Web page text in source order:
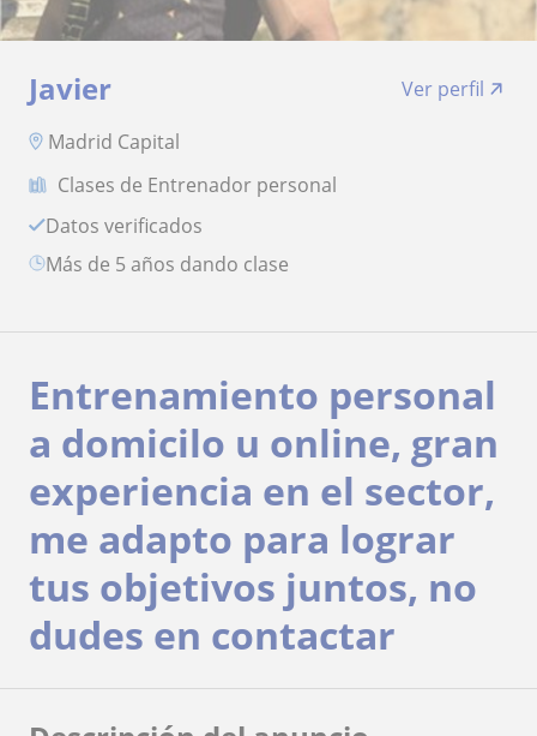
Javier
Ver perfil
Madrid Capital
Clases de Entrenador personal
Datos verificados
más de 5 años dando clase
Entrenamiento personal
a domicilo u online, gran
experiencia en el sector,
me adapto para lograr
tus objetivos juntos, no
dudes en contactar